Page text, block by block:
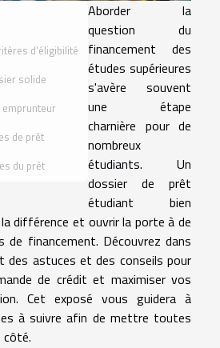
d'éligibilité
solide
de prêt
du prêt
Aborder la
question du
financement des
études supérieures
s'avère souvent
une étape
charnière pour de
nombreux
étudiants. Un
dossier de prêt
étudiant bien
différence et ouvrir la porte à de
de financement. Découvrez dans
des astuces et des conseils pour
de crédit et maximiser vos
Cet exposé vous guidera à
à suivre afin de mettre toutes
côté.